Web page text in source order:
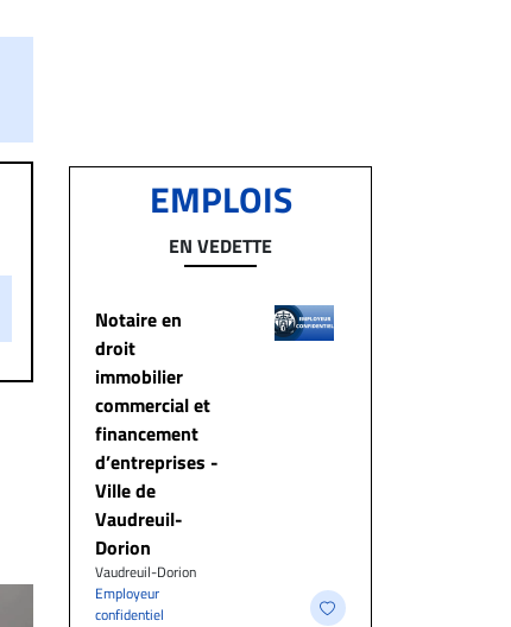
EMPLOIS
EN VEDETTE
Notaire en
droit
immobilier
commercial et
financement
d’entreprises -
Ville de
Vaudreuil-
Dorion
Vaudreuil-Dorion
Employeur
confidentiel